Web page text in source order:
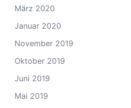
März 2020
Januar 2020
November 2019
Oktober 2019
Juni 2019
Mai 2019